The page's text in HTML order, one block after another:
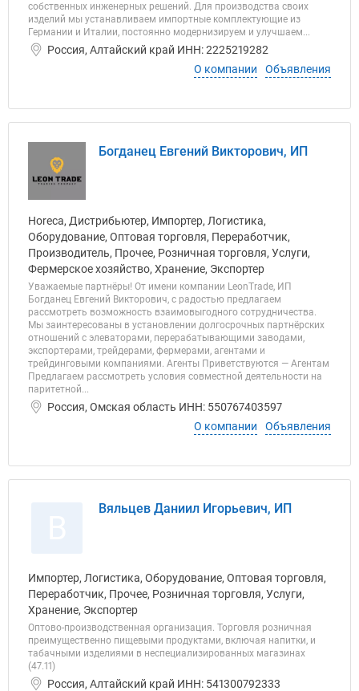
собственных инженерных решений. Для производства своих
изделий мы устанавливаем импортные комплектующие из
Германии и Италии, постоянно модернизируем и улучшаем...
Россия, Алтайский край ИНН: 2225219282
О компании
Объявления
Богданец Евгений Викторович, ИП
Horeca, Дистрибьютер, Импортер, Логистика,
Оборудование, Оптовая торговля, Переработчик,
Производитель, Прочее, Розничная торговля, Услуги,
Фермерское хозяйство, Хранение, Экспортер
Уважаемые партнёры! От имени компании LeonTrade, ИП
Богданец Евгений Викторович, с радостью предлагаем
рассмотреть возможность взаимовыгодного сотрудничества.
Мы заинтересованы в установлении долгосрочных партнёрских
отношений с элеваторами, перерабатывающими заводами,
экспортерами, трейдерами, фермерами, агентами и
трейдинговыми компаниями. Агенты Приветствуются — Агентам
Предлагаем рассмотреть условия совместной деятельности на
паритетной...
Россия, Омская область ИНН: 550767403597
О компании
Объявления
Вяльцев Даниил Игорьевич, ИП
Импортер, Логистика, Оборудование, Оптовая торговля,
Переработчик, Прочее, Розничная торговля, Услуги,
Хранение, Экспортер
Оптово-производственная организация. Торговля розничная
преимущественно пищевыми продуктами, включая напитки, и
табачными изделиями в неспециализированных магазинах
(47.11)
Россия, Алтайский край ИНН: 541300792333